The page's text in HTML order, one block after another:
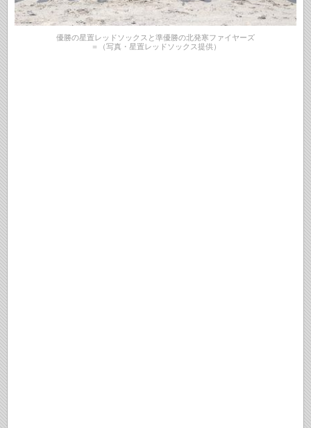
優勝の星置レッドソックスと準優勝の北発寒ファイヤーズ
＝（写真・星置レッドソックス提供）